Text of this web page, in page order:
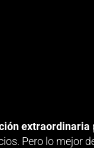
extraordinaria
Pero lo mejor